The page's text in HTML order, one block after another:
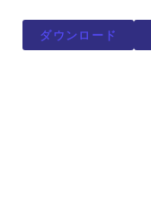
ダウンロード